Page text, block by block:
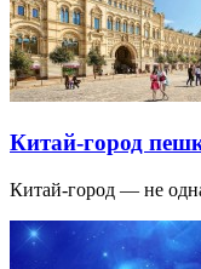
Китай-город
Китай-город — не